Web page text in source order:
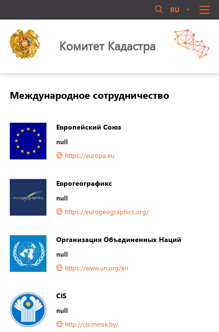
RU
Комитет Кaдастрa
СПРАВОЧНИК
БИБЛИОТЕКА
ОБЩЕСТВЕННЫЙ СОВЕТ
Международное сотрудничество
Европейский Союз
null
https://europa.eu
Еврогеографикс
null
https://eurogeographics.org/
Организация Объединенных Наций
null
https://www.un.org/en
CIS
null
http://cis.minsk.by/
Մուտք համակարգ
Մոռացե՞լ եք ծածկագիրը